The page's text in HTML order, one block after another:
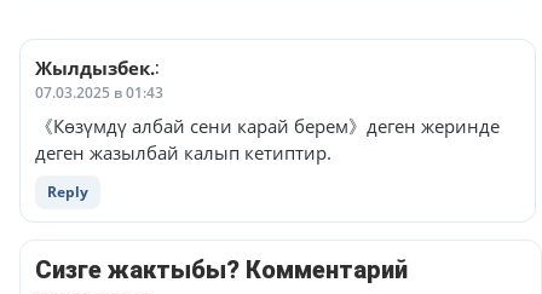
Жылдызбек.:
07.03.2025 в 01:43
《Көзүмдү албай сени карай берем》деген жеринде
деген жазылбай калып кетиптир.
Reply
Сизге жактыбы? Комментарий